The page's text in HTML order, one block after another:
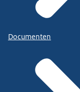
Documenten